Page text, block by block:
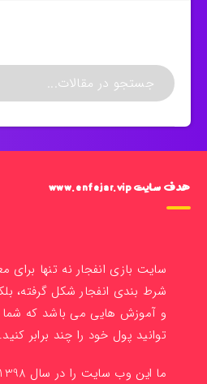
هدف سایت www.enfejar.vip
سایت بازی انفجار نه تنها برای
شرط بندی انفجار شکل گرفته،
و آموزش هایی می باشد که
توانید پول خود را چند برابر کنید.